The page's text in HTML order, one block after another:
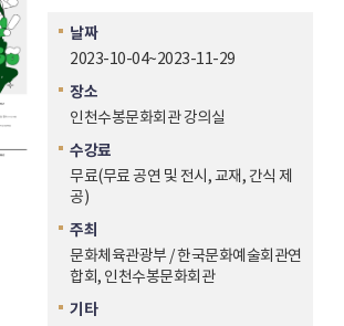
날짜
2023-10-04~2023-11-29
장소
인천수봉문화회관 강의실
수강료
무료(무료 공연 및 전시, 교재, 간식 제
공)
주최
문화체육관광부 / 한국문화예술회관연
합회, 인천수봉문화회관
기타